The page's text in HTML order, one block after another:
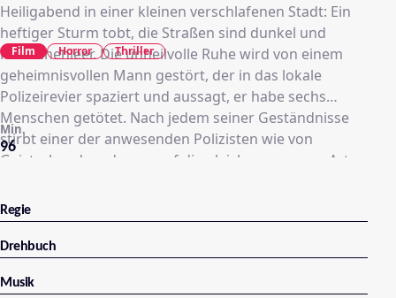
Heiligabend in einer kleinen verschlafenen Stadt: Ein
heftiger Sturm tobt, die Straßen sind dunkel und
menschenleer. Die unheilvolle Ruhe wird von einem
geheimnisvollen Mann gestört, der in das lokale
Polizeirevier spaziert und aussagt, er habe sechs
Menschen getötet. Nach jedem seiner Geständnisse
stirbt einer der anwesenden Polizisten wie von
Geisterhand, und zwar auf die gleiche grausame Art
Irgendwie hat der Fremde seine Finger im Spiel, doch
der sitzt seelenruhig in seiner Zelle. Die Polizisten sind
ratlos: Es bleibt nicht viel Zeit, das Ganze aufzuklären,
Geständnissen fort.
96
Min.
Film Horror Thriller
Regie
Drehbuch
Musik